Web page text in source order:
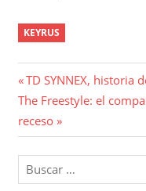
KEYRUS
Navegación
de
entradas
Entrada
anterior:
TD SYNNEX, historia
Entrada
siguiente:
The Freestyle: el
receso